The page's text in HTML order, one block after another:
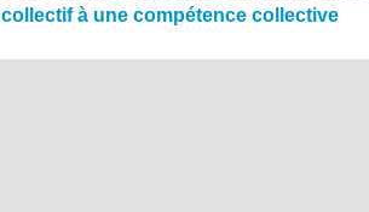
collectif à une compétence collective